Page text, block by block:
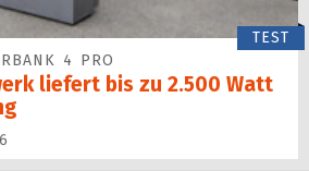
TEST
4 PRO
liefert bis zu 2.500 Watt